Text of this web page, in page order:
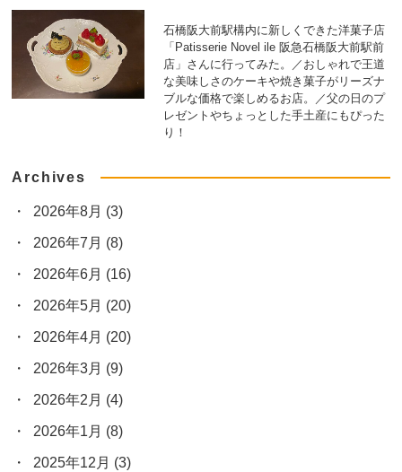
石橋阪大前駅構内に新しくできた洋菓子店
「Patisserie Novel ile 阪急石橋阪大前駅前
店」さんに行ってみた。／おしゃれで王道
な美味しさのケーキや焼き菓子がリーズナ
ブルな価格で楽しめるお店。／父の日のプ
レゼントやちょっとした手土産にもぴった
り！
Archives
2026年8月 (3)
2026年7月 (8)
2026年6月 (16)
2026年5月 (20)
2026年4月 (20)
2026年3月 (9)
2026年2月 (4)
2026年1月 (8)
2025年12月 (3)